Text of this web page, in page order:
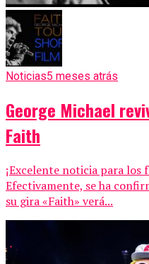
Noticias5 meses atrás
George Michael
Faith
¡Excelente noticia para los
Efectivamente, se ha
su gira «Faith» verá...